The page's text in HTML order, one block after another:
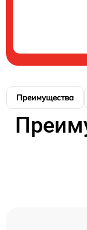
Преимущества